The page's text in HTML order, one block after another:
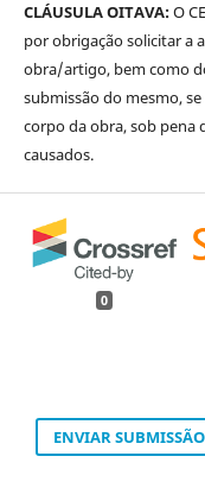
CLÁUSULA OITAVA:O
por obrigação solicitar a
obra/artigo, bem como
submissão do mesmo,
corpo da obra, sob pena
causados.
0
ENVIAR SUBMISSÃO